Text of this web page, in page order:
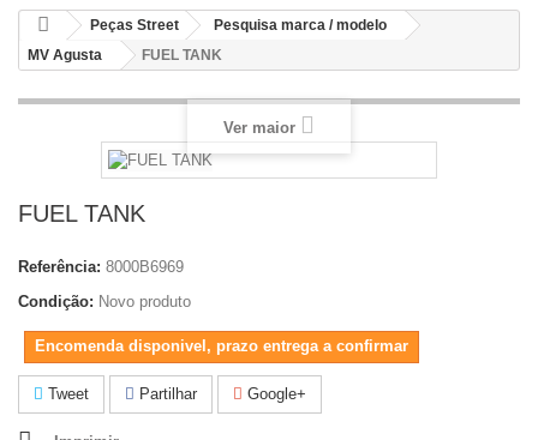
Peças Street
Pesquisa marca / modelo
MV Agusta
FUEL TANK
Ver maior
FUEL TANK
Referência: 8000B6969
Condição: Novo produto
Encomenda disponivel, prazo entrega a confirmar
Tweet Partilhar Google+